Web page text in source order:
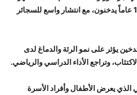
أن ثلث اليافعين بين 15 و18 عاماً يدخنون، مع انتشار واسع للسجائر
يؤثر على نمو الرئة والدماغ لدى
وتراجع الأداء الدراسي والرياضي.
يعرض الأطفال وأفراد الأسرة